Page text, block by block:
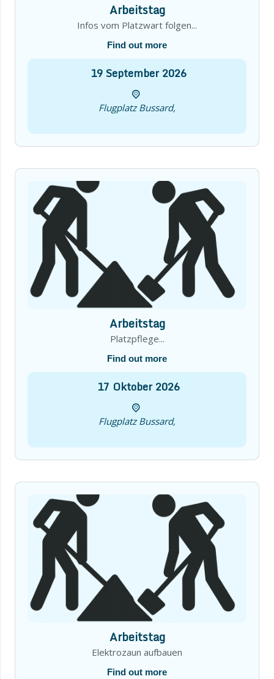
Arbeitstag
Infos vom Platzwart folgen...
Find out more
19September 2026
Flugplatz Bussard,
Arbeitstag
Platzpflege...
Find out more
17 Oktober 2026
Flugplatz Bussard,
Arbeitstag
Elektrozaun aufbauen
Find out more